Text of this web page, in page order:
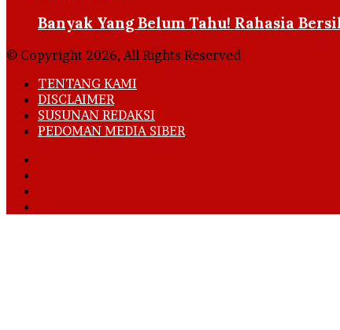
Banyak Yang Belum Tahu! Rahasia
© Copyright 2026, All Rights Reserved
TENTANG KAMI
DISCLAIMER
SUSUNAN REDAKSI
PEDOMAN MEDIA SIBER